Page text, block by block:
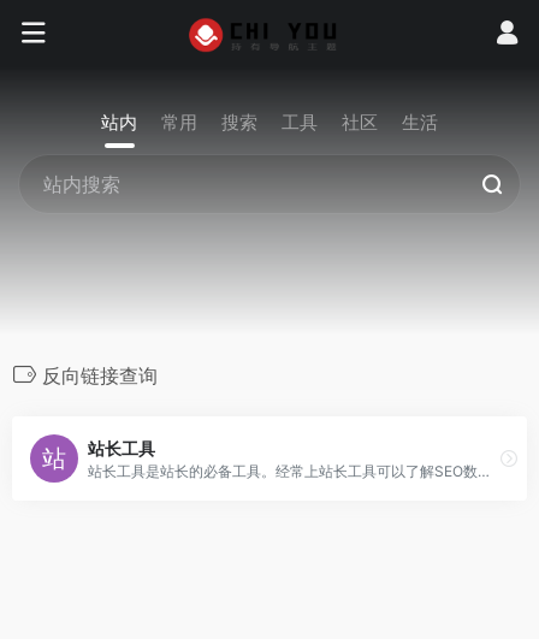
站内 常用 搜索 工具 社区 生活
反向链接查询
站长工具
站长工具是站长的必备工具。经常上站长工具可以了解SEO数据变化。还可以检测网站死链接、蜘蛛访问、HTML格式检测、网站速度测试、友情链接检查、网站域名IP查询、PR、权重查询、alexa、whois查询等等。